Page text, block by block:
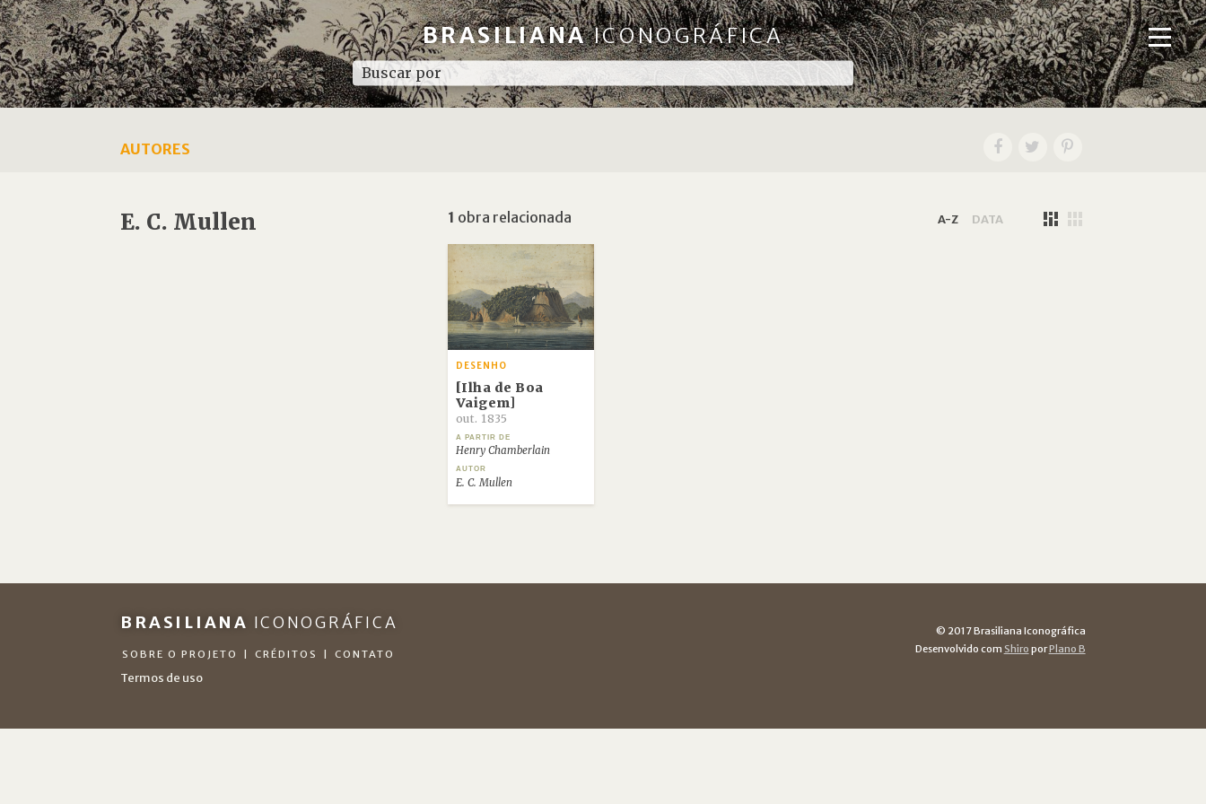
BRASILIANAICONOGRÁFICA
AUTORES
E. C. Mullen 1 obra relacionada A-Z DATA
DESENHO
[Ilha de Boa
Vaigem]
out. 1835
A PARTIR DE
Henry Chamberlain
AUTOR
E. C. Mullen
BRASILIANA ICONOGRÁFICA
SOBRE O PROJETO CRÉDITOS CONTATO
Termos de uso
© 2017 Brasiliana Iconográfica
Desenvolvido com Shiro porPlano B